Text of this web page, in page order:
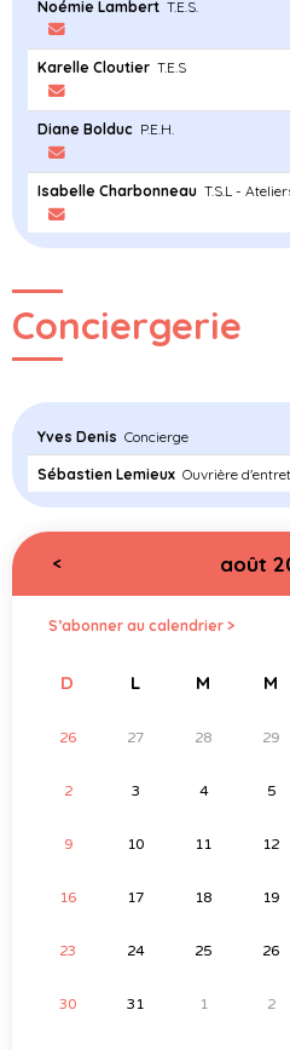
Noémie Lambert T.E.S.
Karelle Cloutier T.E.S
Diane Bolduc P.E.H.
Isabelle Charbonneau T.S.L -
Conciergerie
Yves Denis Concierge
Sébastien Lemieux Ouvrière
< août
S’abonner au calendrier >
D L M M
26 27 28 29
2 3 4 5
9 10 11 12
16 17 18 19
23 24 25 26
30 31 1 2